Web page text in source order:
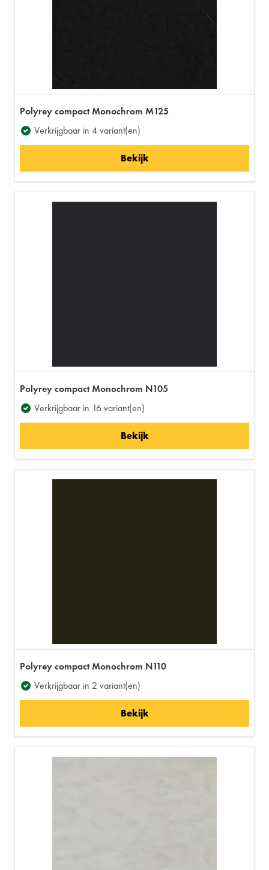
Polyrey compact Monochrom M125
Verkrijgbaar in 4 variant(en)
Bekijk
Polyrey compact Monochrom N105
Verkrijgbaar in 16 variant(en)
Bekijk
Polyrey compact Monochrom N110
Verkrijgbaar in 2 variant(en)
Bekijk